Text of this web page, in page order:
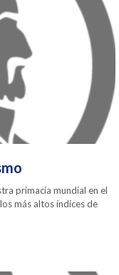
primacía mundial en el
más altos índices de